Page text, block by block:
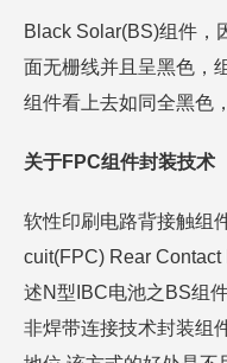
Black Solar(BS)组件，
面无栅线并且呈黑色，
组件看上去如同全黑色
关于FPC组件封装技术
软性印刷电路背接触组
cuit(FPC) Rear
述N型IBC电池之BS组
非焊带连接技术封装组